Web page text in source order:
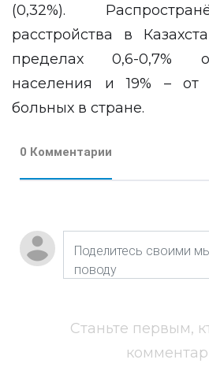
(0,32%).
расстройства в
пределах 0,6-0,7%
населения и 19% – от
больных в стране.
0 Комментарии
Станьте первым,